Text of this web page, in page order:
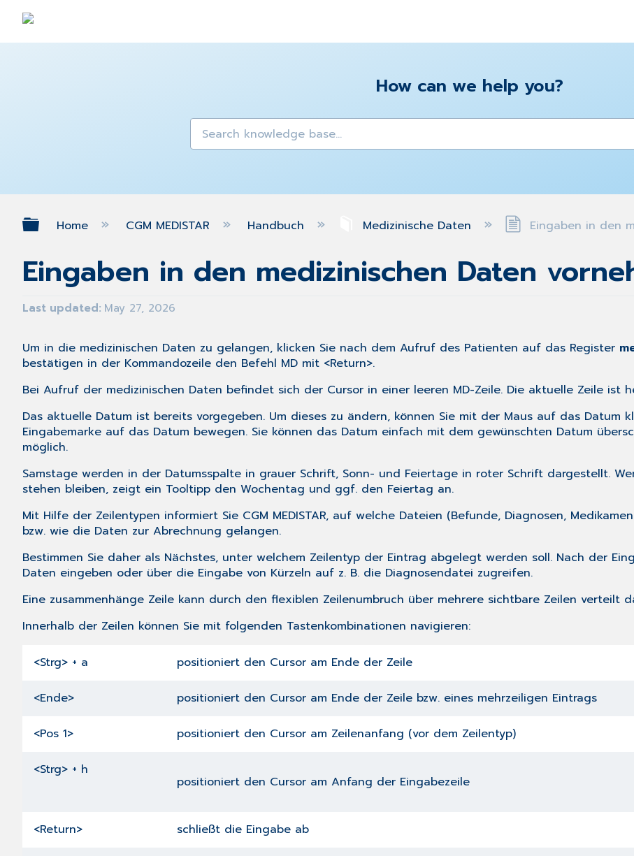
How can we help you?
Expand/collapse global hierarchy
Home CGM MEDISTAR Handbuch Medizinische Daten Eingaben in den
Eingaben in den medizinischen Daten
Last updated May 27, 2026
Um in die medizinischen Daten zu gelangen, klicken Sie nach dem Aufruf des Patienten auf das Register
bestätigen in der Kommandozeile den Befehl MD mit <Return>.
Bei Aufruf der medizinischen Daten befindet sich der Cursor in einer leeren MD-Zeile. Die aktuelle Zeile ist
Das aktuelle Datum ist bereits vorgegeben. Um dieses zu ändern, können Sie mit der Maus auf das Datum
Eingabemarke auf das Datum bewegen. Sie können das Datum einfach mit dem gewünschten Datum
möglich.
Samstage werden in der Datumsspalte in grauer Schrift, Sonn- und Feiertage in roter Schrift dargestellt.
stehen bleiben, zeigt ein Tooltipp den Wochentag und ggf. den Feiertag an.
Mit Hilfe der Zeilentypen informiert Sie CGM MEDISTAR, auf welche Dateien (Befunde, Diagnosen,
bzw. wie die Daten zur Abrechnung gelangen.
Bestimmen Sie daher als Nächstes, unter welchem Zeilentyp der Eintrag abgelegt werden soll. Nach der
Daten eingeben oder über die Eingabe von Kürzeln auf z. B. die Diagnosendatei zugreifen.
Eine zusammenhänge Zeile kann durch den flexiblen Zeilenumbruch über mehrere sichtbare Zeilen verteilt
Innerhalb der Zeilen können Sie mit folgenden Tastenkombinationen navigieren:
<Strg> + a positioniert den Cursor am Ende der Zeile
<Ende> positioniert den Cursor am Ende der Zeile bzw. eines mehrzeiligen Eintrags
<Pos 1> positioniert den Cursor am Zeilenanfang (vor dem Zeilentyp)
<Strg> + h
positioniert den Cursor am Anfang der Eingabezeile
<Return> schließt die Eingabe ab